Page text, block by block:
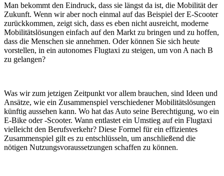
Man bekommt den Eindruck, dass sie längst da ist, die Mobilität der
Zukunft. Wenn wir aber noch einmal auf das Beispiel der E-Scooter
zurückkommen, zeigt sich, dass es eben nicht ausreicht, moderne
Mobilitätslösungen einfach auf den Markt zu bringen und zu hoffen,
dass die Menschen sie annehmen. Oder können Sie sich heute
vorstellen, in ein autonomes Flugtaxi zu steigen, um von A nach B
zu gelangen?
Was wir zum jetzigen Zeitpunkt vor allem brauchen, sind Ideen und
Ansätze, wie ein Zusammenspiel verschiedener Mobilitätslösungen
künftig aussehen kann. Wo hat das Auto seine Berechtigung, wo ein
E-Bike oder -Scooter. Wann entlastet ein Umstieg auf ein Flugtaxi
vielleicht den Berufsverkehr? Diese Formel für ein effizientes
Zusammenspiel gilt es zu entschlüsseln, um anschließend die
nötigen Nutzungsvoraussetzungen schaffen zu können.